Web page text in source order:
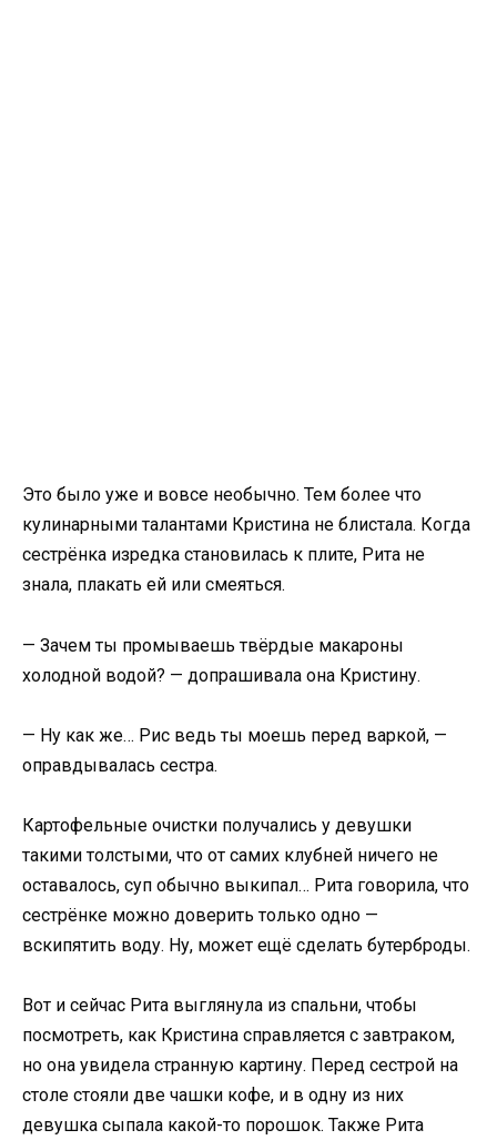
Это было уже и вовсе необычно. Тем более что
кулинарными талантами Кристина не блистала. Когда
сестрёнка изредка становилась к плите, Рита не
знала, плакать ей или смеяться.
— Зачем ты промываешь твёрдые макароны
холодной водой? — допрашивала она Кристину.
— Ну как же… Рис ведь ты моешь перед варкой, —
оправдывалась сестра.
Картофельные очистки получались у девушки
такими толстыми, что от самих клубней ничего не
оставалось, суп обычно выкипал… Рита говорила, что
сестрёнке можно доверить только одно —
вскипятить воду. Ну, может ещё сделать бутерброды.
Вот и сейчас Рита выглянула из спальни, чтобы
посмотреть, как Кристина справляется с завтраком,
но она увидела странную картину. Перед сестрой на
столе стояли две чашки кофе, и в одну из них
девушка сыпала какой-то порошок. Также Рита